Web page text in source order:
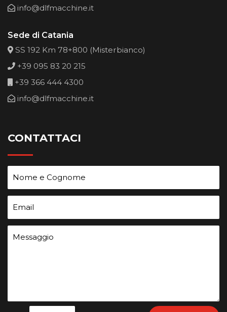
info@dlfmacchine.it
Sede di Catania
SS 192 Km 78+800 (Misterbianco)
+39 095 83 20 215
+39 366 444 4300
info@dlfmacchine.it
CONTATTACI